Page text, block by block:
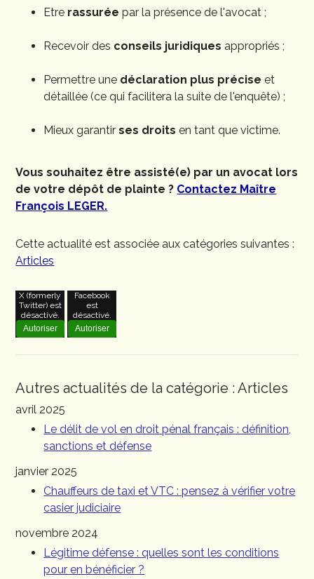
Etre rassurée par la présence de l'avocat ;
Recevoir des conseils juridiques appropriés ;
Permettre une déclaration plus précise et
détaillée (ce qui facilitera la suite de l'enquête) ;
Mieux garantirses droits en tant que victime.
Vous souhaitez être assisté(e) par un avocat lors
de votre dépôt de plainte ? Contactez Maître
François LEGER.
Cette actualité est associée aux catégories suivantes :
Articles
X (formerly
Twitter) est
désactivé.
Autoriser
Facebook
est
désactivé.
Autoriser
Autres actualités de la catégorie : Articles
avril 2025
Le délit de vol en droit pénal français : définition,
sanctions et défense
janvier 2025
Chauffeurs de taxi et VTC : pensez à vérifier votre
casier judiciaire
novembre 2024
Légitime défense : quelles sont les conditions
pour en bénéficier ?